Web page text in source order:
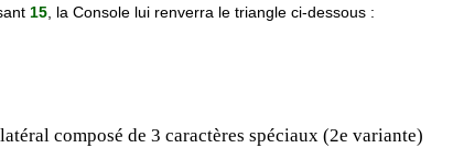
15 , la Console lui renverra le triangle ci-dessous :